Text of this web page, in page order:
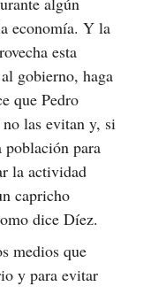
economía. Y la
esta
gobierno, haga
que Pedro
las evitan y, si
para
la actividad
capricho
dice Díez.
medios que
y para evitar